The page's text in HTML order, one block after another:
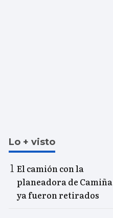
Lo + visto
El camión con la
planeadora de Camiña
ya fueron retirados